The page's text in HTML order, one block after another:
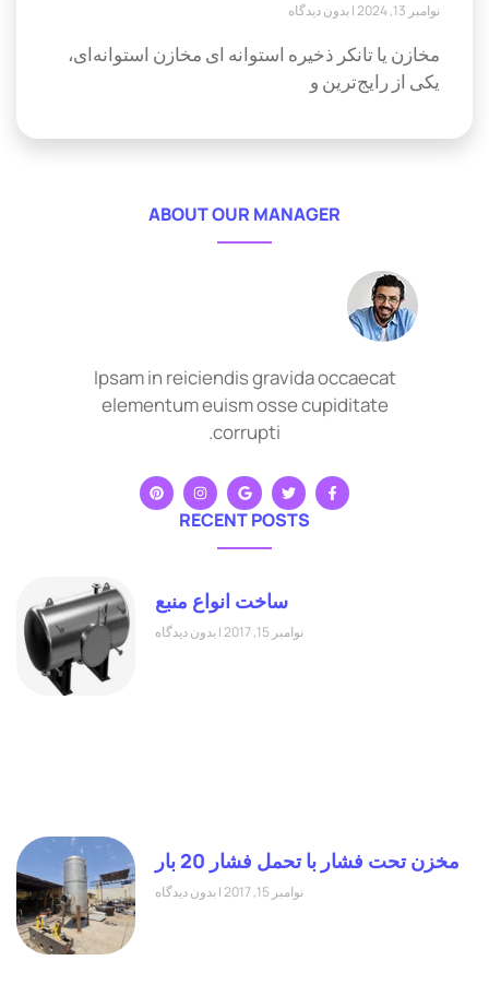
نوامبر 13, 2024 بدون دیدگاه
مخازن یا تانکر ذخیره استوانه ای مخازن استوانه‌ای،
یکی از رایج‌ترین و
ABOUT OUR MANAGER
Ipsam in reiciendis gravida occaecat
elementum euism osse cupiditate
corrupti.
RECENT POSTS
ساخت انواع منبع
نوامبر 15, 2017 بدون دیدگاه
مخزن تحت فشار با تحمل فشار 20 بار
نوامبر 15, 2017 بدون دیدگاه